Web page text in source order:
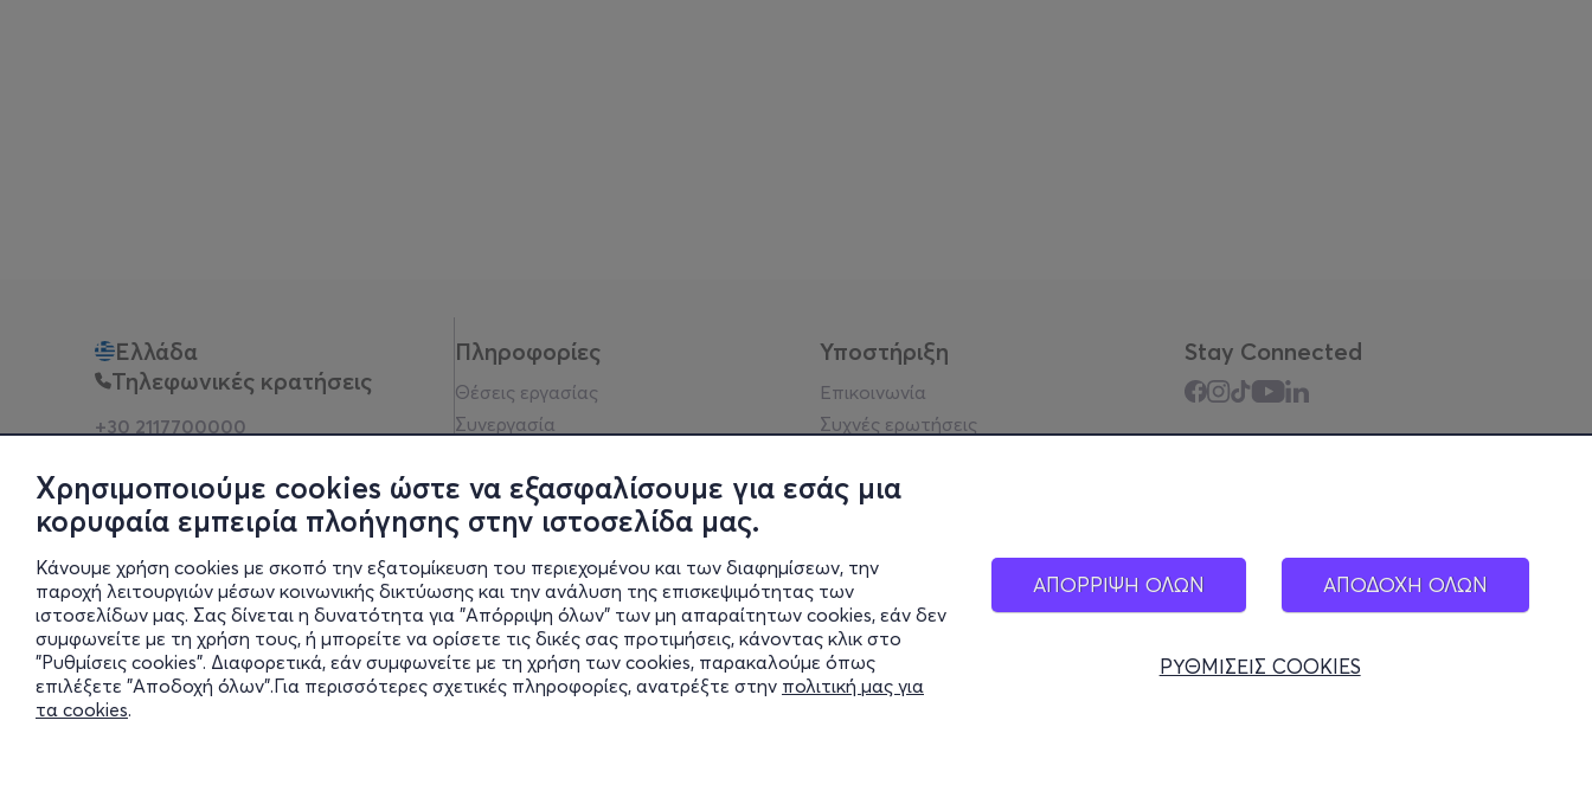
Χρησιμοποιούμε cookies ώστε να εξασφαλίσουμε για εσάς μια
κορυφαία εμπειρία πλοήγησης στην ιστοσελίδα μας.
Κάνουμε χρήση cookies με σκοπό την εξατομίκευση του περιεχομένου και των διαφημίσεων, την
παροχή λειτουργιών μέσων κοινωνικής δικτύωσης και την ανάλυση της επισκεψιμότητας των
ιστοσελίδων μας. Σας δίνεται η δυνατότητα για "Απόρριψη όλων" των μη απαραίτητων cookies, εάν δεν
συμφωνείτε με τη χρήση τους, ή μπορείτε να ορίσετε τις δικές σας προτιμήσεις, κάνοντας κλικ στο
"Ρυθμίσεις cookies". Διαφορετικά, εάν συμφωνείτε με τη χρήση των cookies, παρακαλούμε όπως
επιλέξετε "Αποδοχή όλων".Για περισσότερες σχετικές πληροφορίες, ανατρέξτε στην πολιτική μας για
τα cookies.
ΑΠΟΡΡΙΨΗ ΟΛΩΝ ΑΠΟΔΟΧΗ ΟΛΩΝ
ΡΥΘΜΙΣΕΙΣ COOKIES
Ελλάδα
Τηλεφωνικές κρατήσεις
+30 2117700000
Φυσικά σημεία
Πληροφορίες
Θέσεις εργασίας
Συνεργασία
Πολιτική απορρήτου
Νομική σημείωση
Blog
Οικονομικά στοιχεία
Πολιτικές Εταιρείας
Έκθεση Διαφάνειας
Υποστήριξη
Επικοινωνία
Συχνές ερωτήσεις
Υπηρεσίες
Σύνδεση reseller
Stay Connected